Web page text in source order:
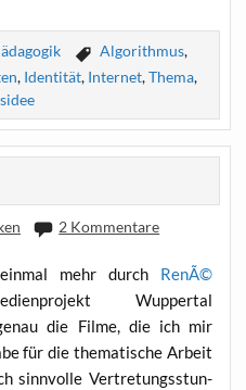
Algorithmus,
, Identität, Internet,Thema,
2 Kommentare
mehr durch RenÃ©
Wup­per­tal
die Fil­me, die ich mir
für die the­ma­ti­sche Arbeit
sinn­vol­le Ver­tre­tungs­stun­